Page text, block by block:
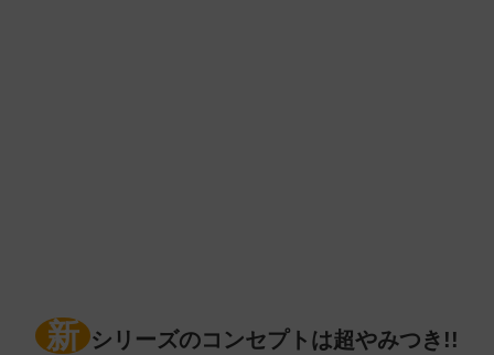
新 シリーズのコンセプトは超やみつき!!